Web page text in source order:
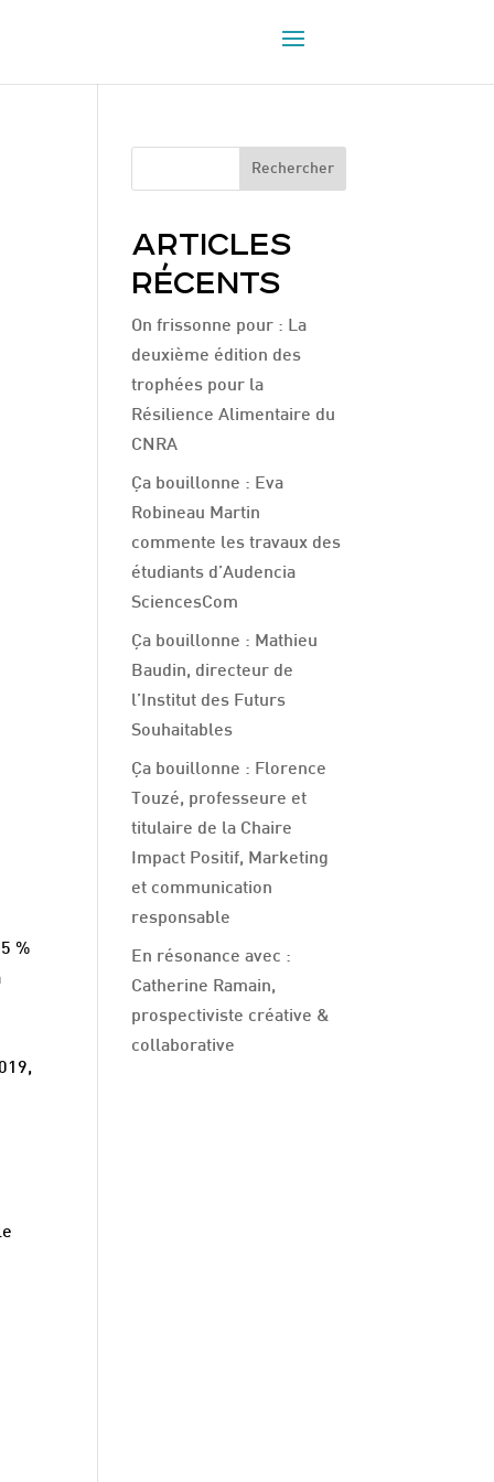
%
Rechercher
ARTICLES
RÉCENTS
On frissonne pour : La
deuxième édition des
trophées pour la
Résilience Alimentaire du
CNRA
Ça bouillonne : Eva
Robineau Martin
commente les travaux des
étudiants d’Audencia
SciencesCom
Ça bouillonne : Mathieu
Baudin, directeur de
l’Institut des Futurs
Souhaitables
Ça bouillonne : Florence
Touzé, professeure et
titulaire de la Chaire
Impact Positif, Marketing
et communication
responsable
En résonance avec :
Catherine Ramain,
prospectiviste créative &
collaborative